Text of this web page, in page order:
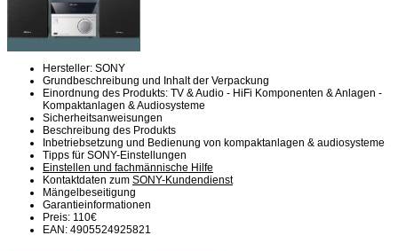
Hersteller: SONY
Grundbeschreibung und Inhalt der Verpackung
Einordnung des Produkts: TV & Audio - HiFi Komponenten & Anlagen -
Kompaktanlagen & Audiosysteme
Sicherheitsanweisungen
Beschreibung des Produkts
Inbetriebsetzung und Bedienung von kompaktanlagen & audiosysteme
Tipps für SONY-Einstellungen
Einstellen und fachmännische Hilfe
Kontaktdaten zum SONY-Kundendienst
Mängelbeseitigung
Garantieinformationen
Preis: 110€
EAN: 4905524925821